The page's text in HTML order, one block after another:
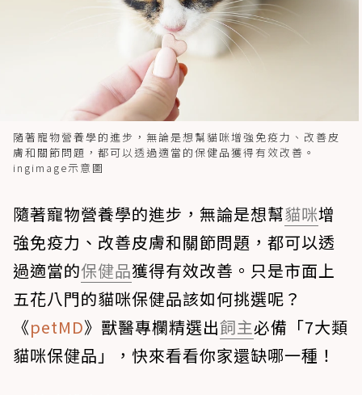
隨著寵物營養學的進步，無論是想幫貓咪增強免疫力、改善皮
膚和關節問題，都可以透過適當的保健品獲得有效改善。
ingimage示意圖
隨著寵物營養學的進步，無論是想幫貓咪增
強免疫力、改善皮膚和關節問題，都可以透
過適當的保健品獲得有效改善。只是市面上
五花八門的貓咪保健品該如何挑選呢？
《petMD》獸醫專欄精選出飼主必備「7大類
貓咪保健品」，快來看看你家還缺哪一種！